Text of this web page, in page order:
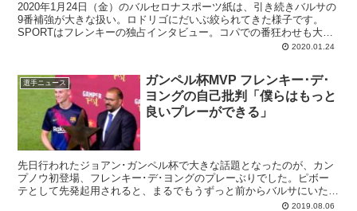
2020年1月24日（金）のバルセロナスポーツ紙は、引き続きバルサの
9番補強が大きな扱い。ロドリゴにだいぶ絞られてきた様子です。
SPORTはフレンキーの独占インタビュー。コパでの番狂わせも大き
2020.01.24
選手ニュース
ガンペル杯MVP フレンキー･デ･
ヨングの自己批判「僕らはもっと
良いプレーができる」
先日行われたジョアン･ガンペル杯で大きな話題となったのが、カン
プノウ初登場、フレンキー･デ･ヨングのプレーぶりでした。ピボー
テとして先発起用されると、まるでもうずっと前からバルサにいたか
のようなワンタッチプレーでチームを動かし、試合のMVPも獲得。
2019.08.06